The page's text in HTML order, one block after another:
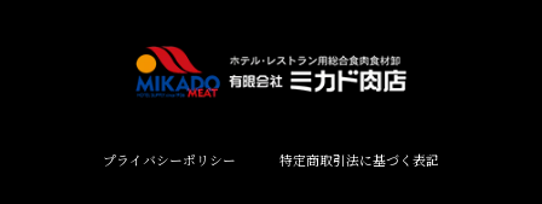
プライバシーポリシー 特定商取引法に基づく表記